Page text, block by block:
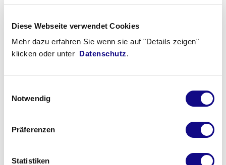
Diese Webseite verwendet Cookies
Mehr dazu erfahren Sie wenn sie auf "Details zeigen"
klicken oder unter Datenschutz.
Notwendig
Präferenzen
Statistiken
Apolipoprotein-E-Genotyp
Aquaporin-4-Ak